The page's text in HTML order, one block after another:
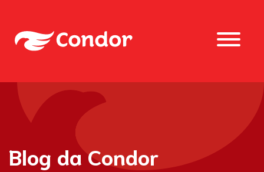
Blog da Condor